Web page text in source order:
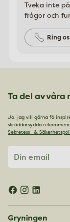
Tveka inte
frågor och
Ring
Ta del av våra
Ja, jag vill gärna få
skräddarsydda
Sekretess- &
email
Gryningen